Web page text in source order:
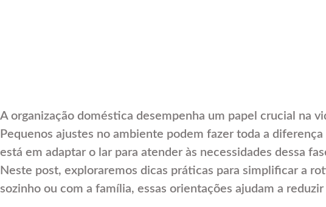
A organização doméstica desempenha um papel crucial na
Pequenos ajustes no ambiente podem fazer toda a
está em adaptar o lar para atender às necessidades dessa
Neste post, exploraremos dicas práticas para simplificar a
sozinho ou com a família, essas orientações ajudam a